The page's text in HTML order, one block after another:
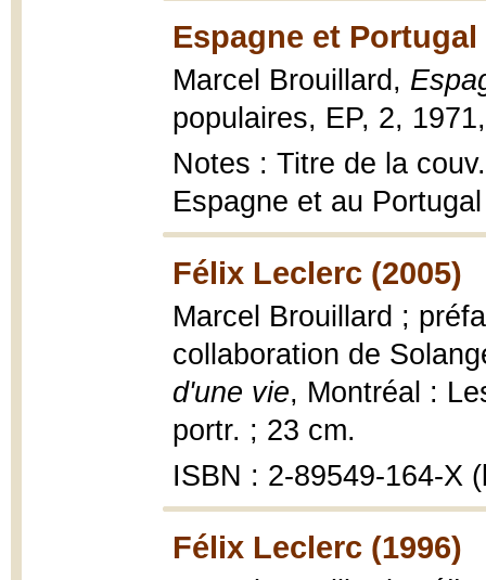
Espagne et Portugal
Marcel Brouillard,
populaires, EP, 2,
Notes : Titre de la
Espagne et au Portugal
Félix Leclerc (2005)
Marcel Brouillard ;
collaboration de
d'une vie, Montréal :
portr. ; 23 cm.
ISBN : 2-89549-164-X
Félix Leclerc (1996)